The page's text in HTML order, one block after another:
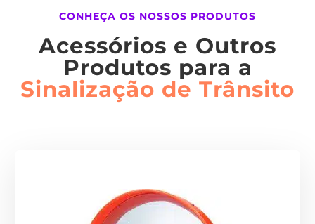
CONHEÇA OS NOSSOS PRODUTOS
Acessórios e Outros
Produtos para a
Sinalização de Trânsito